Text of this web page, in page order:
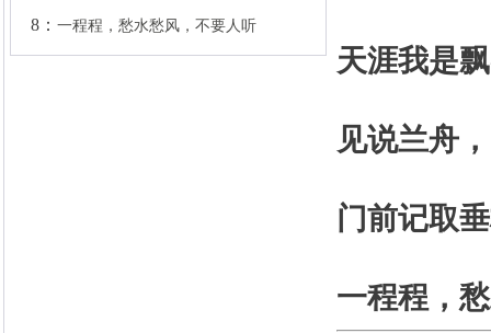
天涯我是
见说兰舟
门前记取
一程程，